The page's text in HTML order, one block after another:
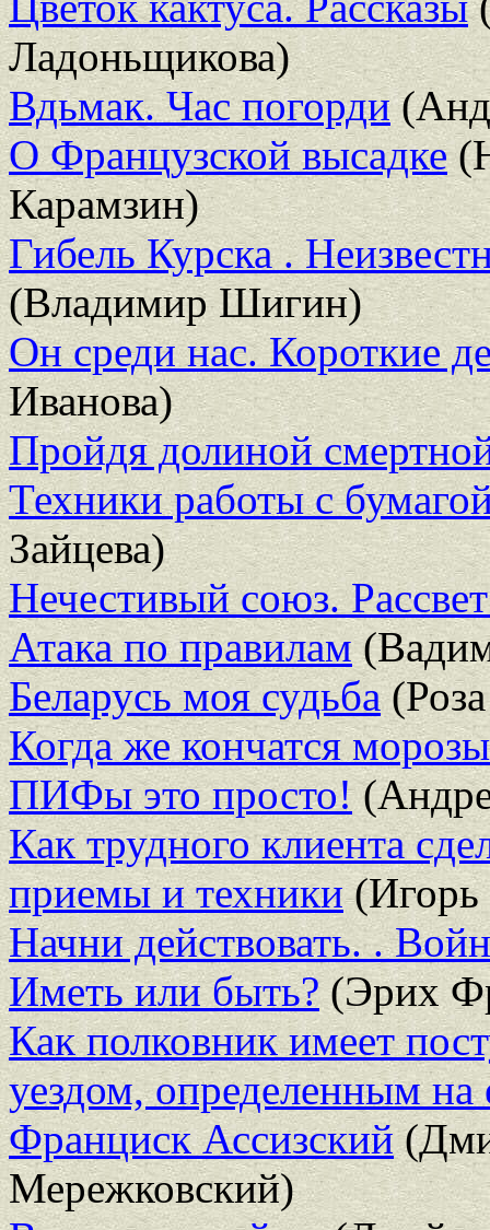
Ладоньщикова)
Вдьмак. Час погорди
О Французской высадке
Карамзин)
Гибель Курска .
(Владимир Шигин)
Он среди нас. Короткие
Иванова)
Пройдя долиной
Техники работы с
Зайцева)
Нечестивый союз.
Атака по правилам
Беларусь моя судьба
Когда же кончатся морозы
ПИФы это просто!
Как трудного клиента
приемы и техники(Игорь
Начни действовать. .
Иметь или быть?(Эрих
Как полковник имеет
уездом, определенным на
Франциск Ассизский
Мережковский)